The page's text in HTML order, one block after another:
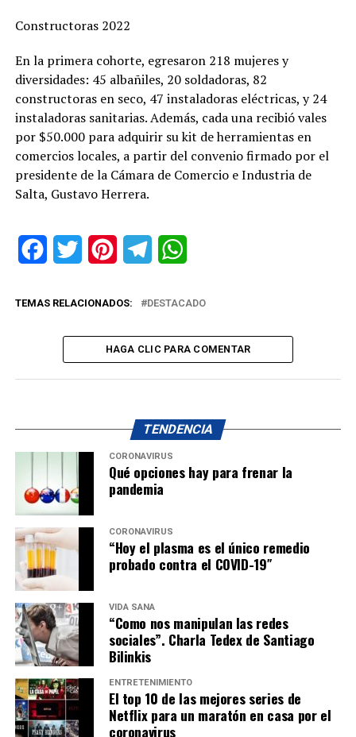
Constructoras 2022
En la primera cohorte, egresaron 218 mujeres y
diversidades: 45 albañiles, 20 soldadoras, 82
constructoras en seco, 47 instaladoras eléctricas, y 24
instaladoras sanitarias. Además, cada una recibió vales
por $50.000 para adquirir su kit de herramientas en
comercios locales, a partir del convenio firmado por el
presidente de la Cámara de Comercio e Industria de
Salta, Gustavo Herrera.
FacebookTwitter PinterestTelegram
TEMAS RELACIONADOS: DESTACADO
HAGA CLIC PARA COMENTAR
TENDENCIA
CORONAVIRUS
Qué opciones hay para frenar la
pandemia
CORONAVIRUS
“Hoy el plasma es el único remedio
probado contra el COVID-19″
VIDA SANA
“Como nos manipulan las redes
sociales”. Charla Tedex de Santiago
Bilinkis
ENTRETENIMIENTO
El top 10 de las mejores series de
Netflix para un maratón en casa por el
coronavirus